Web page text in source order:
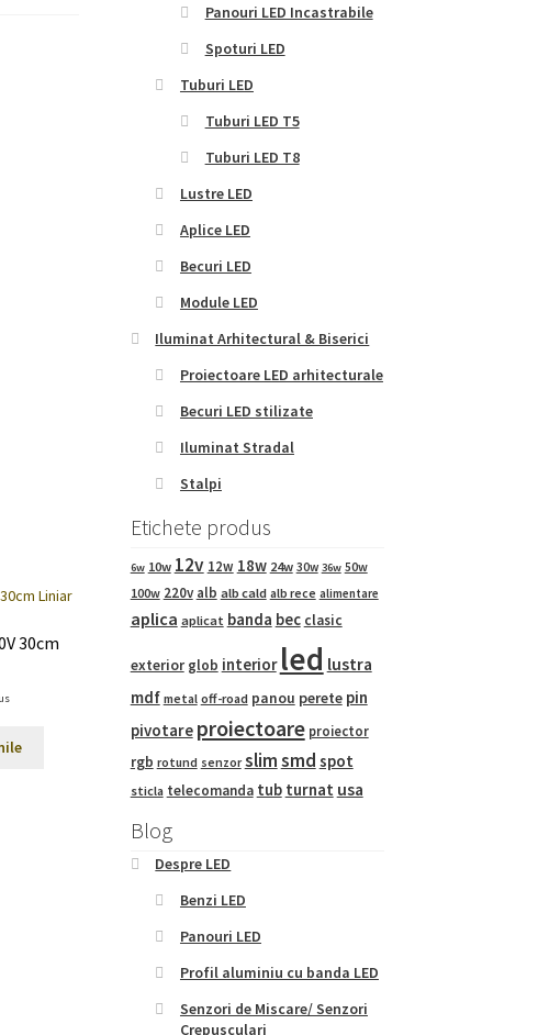
30cm
Panouri LED Incastrabile
Spoturi LED
Tuburi LED
Tuburi LED T5
Tuburi LED T8
Lustre LED
Aplice LED
Becuri LED
Module LED
Iluminat Arhitectural & Biserici
Proiectoare LED arhitecturale
Becuri LED stilizate
Iluminat Stradal
Stalpi
Etichete produs
6w 10w 12v 12w 18w 24w 30w 36w 50w
100w 220v alb alb cald alb rece alimentare
aplica aplicat banda bec clasic
exterior glob interior led lustra
mdf metal off-road panou perete pin
pivotare proiectoare proiector
rgb rotund senzor slimsmd spot
sticla telecomanda tub turnat usa
Blog
Despre LED
Benzi LED
Panouri LED
Profil aluminiu cu banda LED
Senzori de Miscare/ Senzori
Crepusculari